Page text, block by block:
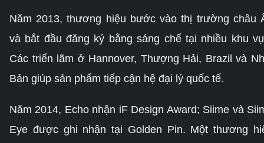
Năm 2013, thương hiệu bước vào thị trường châu
và bắt đầu đăng ký bằng sáng chế tại nhiều khu
Các triển lãm ở Hannover, Thượng Hải, Brazil và
Bản giúp sản phẩm tiếp cận hệ đại lý quốc tế.
Năm 2014, Echo nhận iF Design Award; Siime và
Eye được ghi nhận tại Golden Pin. Một thương